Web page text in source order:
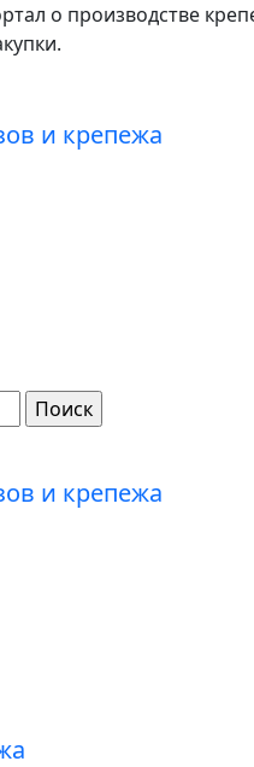
о производстве